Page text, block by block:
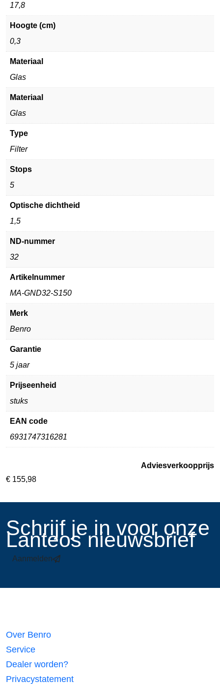
17,8
Hoogte (cm)
0,3
Materiaal
Glas
Materiaal
Glas
Type
Filter
Stops
5
Optische dichtheid
1,5
ND-nummer
32
Artikelnummer
MA-GND32-S150
Merk
Benro
Garantie
5 jaar
Prijseenheid
stuks
EAN code
6931747316281
Adviesverkoopprijs
€ 155,98
​Schrijf je in voor onze
Lanteos nieuwsbrief
Aanmelden
Over Benro
Service
Dealer worden?
Privacystatement